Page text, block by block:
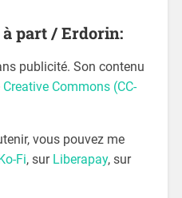
part / Erdorin:
publicité. Son contenu
Creative Commons (CC-
vous pouvez me
Fi, sur Liberapay, sur